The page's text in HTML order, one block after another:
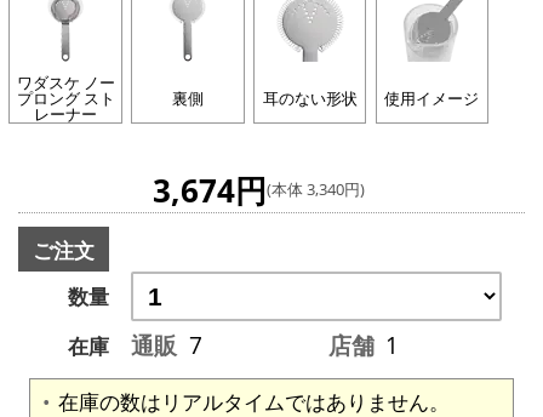
ワダスケ ノー
プロング スト
レーナー
裏側 耳のない形状 使用イメージ
3,674円(本体 3,340円)
ご注文
数量
在庫
通販 7 店舗 1
在庫の数はリアルタイムではありません。